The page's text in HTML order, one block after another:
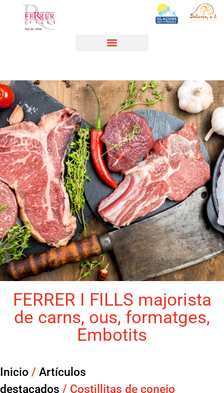
FERRER I FILLS majorista
de carns, ous, formatges,
Embotits
Inicio / Artículos
destacados / Costillitas de conejo